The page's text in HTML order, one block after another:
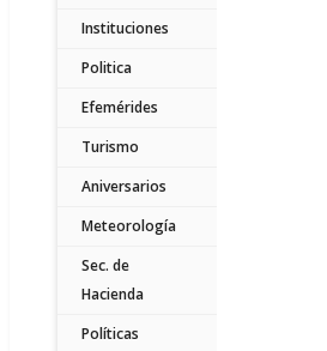
Instituciones
Politica
Efemérides
Turismo
Aniversarios
Meteorología
Sec. de
Hacienda
Políticas